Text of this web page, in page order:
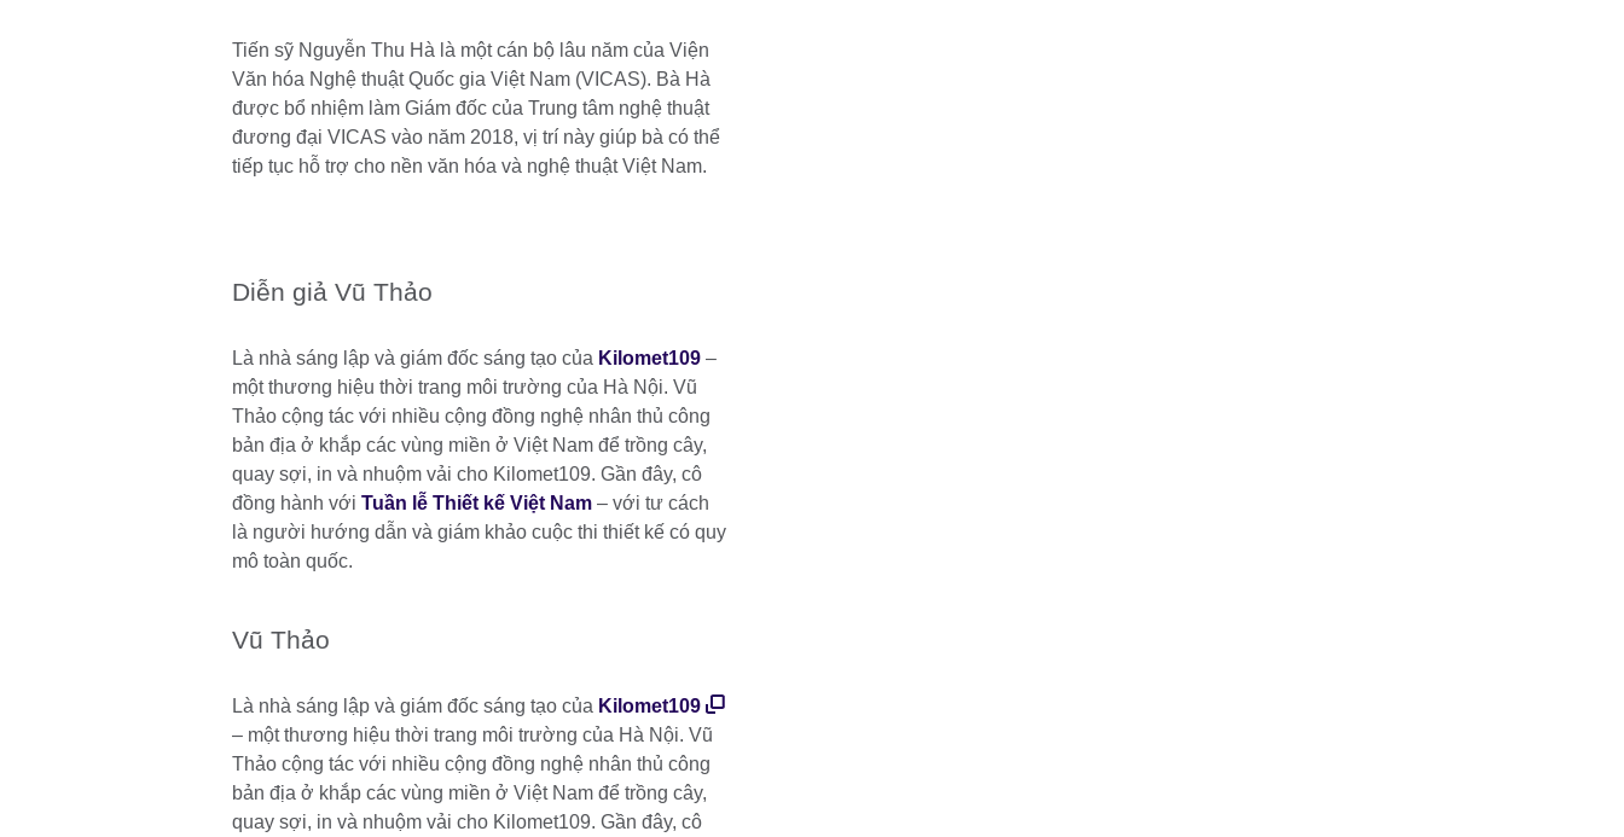
Tiến sỹ Nguyễn Thu Hà là một cán bộ lâu năm của Viện
Văn hóa Nghệ thuật Quốc gia Việt Nam (VICAS). Bà Hà
được bổ nhiệm làm Giám đốc của Trung tâm nghệ thuật
đương đại VICAS vào năm 2018, vị trí này giúp bà có thể
tiếp tục hỗ trợ cho nền văn hóa và nghệ thuật Việt Nam.
Diễn giả Vũ Thảo
Là nhà sáng lập và giám đốc sáng tạo của Kilomet109 –
một thương hiệu thời trang môi trường của Hà Nội. Vũ
Thảo cộng tác với nhiều cộng đồng nghệ nhân thủ công
bản địa ở khắp các vùng miền ở Việt Nam để trồng cây,
quay sợi, in và nhuộm vải cho Kilomet109. Gần đây, cô
đồng hành với Tuần lễ Thiết kế Việt Nam – với tư cách
là người hướng dẫn và giám khảo cuộc thi thiết kế có quy
mô toàn quốc.
Vũ Thảo
Là nhà sáng lập và giám đốc sáng tạo của Kilomet109
– một thương hiệu thời trang môi trường của Hà Nội. Vũ
Thảo cộng tác với nhiều cộng đồng nghệ nhân thủ công
bản địa ở khắp các vùng miền ở Việt Nam để trồng cây,
quay sợi, in và nhuộm vải cho Kilomet109. Gần đây, cô